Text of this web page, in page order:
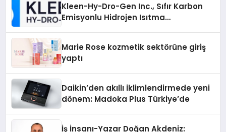
Kleen-Hy-Dro-Gen Inc., Sıfır Karbon
Emisyonlu Hidrojen Isıtma
Marie Rose kozmetik sektörüne giriş
yaptı
Daikin’den akıllı iklimlendirmede yeni
dönem: Madoka Plus Türkiye’de
İş İnsanı-Yazar Doğan Akdeniz: